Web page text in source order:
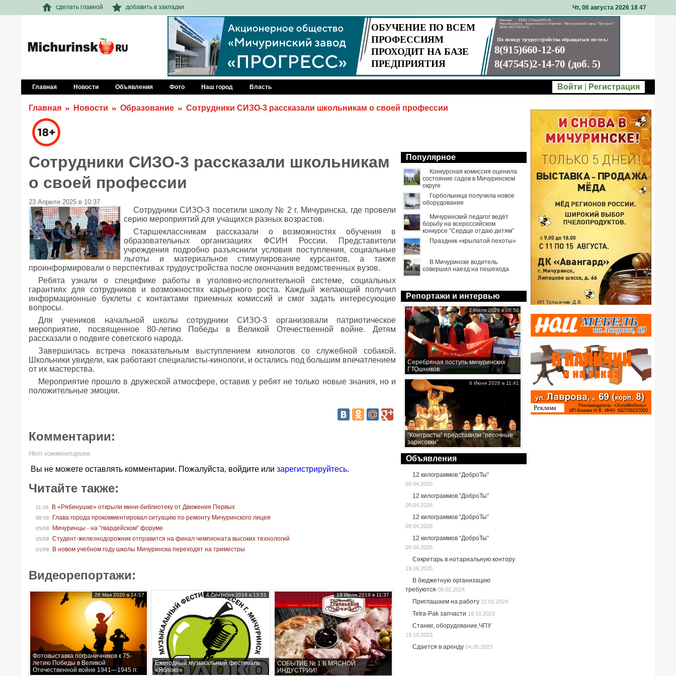
сделать главной добавить в закладки Чт, 06 августа 2026 18 47
Главная Новости Объявления Фото Наш город Власть Войти Регистрация
Главная Новости Образование Сотрудники СИЗО-3 рассказали школьникам о своей профессии
Сотрудники СИЗО-3 рассказали школьникам
о своей профессии
23 Апреля 2025 в 10:37
Сотрудники СИЗО-3 посетили школу № 2 г. Мичуринска, где провели
серию мероприятий для учащихся разных возрастов.
Старшеклассникам рассказали о возможностях обучения в
образовательных организациях ФСИН России. Представители
учреждения подробно разъяснили условия поступления, социальные
льготы и материальное стимулирование курсантов, а также
проинформировали о перспективах трудоустройства после окончания ведомственных вузов.
Ребята узнали о специфике работы в уголовно-исполнительной системе, социальных
гарантиях для сотрудников и возможностях карьерного роста. Каждый желающий получил
информационные буклеты с контактами приемных комиссий и смог задать интересующие
вопросы.
Для учеников начальной школы сотрудники СИЗО-3 организовали патриотическое
мероприятие, посвященное 80-летию Победы в Великой Отечественной войне. Детям
рассказали о подвиге советского народа.
Завершилась встреча показательным выступлением кинологов со служебной собакой.
Школьники увидели, как работают специалисты-кинологи, и остались под большим впечатлением
от их мастерства.
Мероприятие прошло в дружеской атмосфере, оставив у ребят не только новые знания, но и
положительные эмоции.
Комментарии:
Нет комментариев.
Вы не можете оставлять комментарии. Пожалуйста, войдите или зарегистрируйтесь.
Читайте также:
11:26 В «Рябинушке» открыли мини-библиотеку от Движения Первых
08:56 Глава города прокомментировал ситуацию по ремонту Мичуринского лицея
05/08 Мичуринцы - на “гвардейском” форуме
05/08 Студент-железнодорожник отправится на финал чемпионата высоких технологий
01/08 В новом учебном году школы Мичуринска переходят на триместры
Видеорепортажи:
Фотовыставка пограничников к 75-
летию Победы в Великой
Отечественной войне 1941—1945 гг.
26 Мая 2020 в 14:17
Ежегодный музыкальный фестиваль
«Яблоко»
4 Сентября 2019 в 13:51
СОБЫТИЕ № 1 В МЯСНОЙ
ИНДУСТРИИ!
19 Июля 2019 в 11:37
Популярное
Конкурсная комиссия оценила
состояние садов в Мичуринском
округе
Горбольница получила новое
оборудование
Мичуринский педагог ведёт
борьбу на всероссийском
конкурсе “Сердце отдаю детям”
Праздник «крылатой пехоты»
В Мичуринске водитель
совершил наезд на пешехода
Репортажи и интервью
Серебряная поступь мичуринских
ГТОшников
2 Июля 2026 в 08:50
“Контрасты” представили “песочные
зарисовки”
6 Июня 2026 в 11:41
Объявления
12 килограммов “ДоброТы”
09.04.2026
12 килограммов “ДоброТы”
09.04.2026
12 килограммов “ДоброТы”
09.04.2026
12 килограммов “ДоброТы”
09.04.2026
Секретарь в нотариальную контору
19.06.2025
В бюджетную организацию
требуются 08.02.2024
Приглашаем на работу 31.01.2024
Tetra-Pak запчасти 19.10.2023
Станки, оборудование,ЧПУ
19.10.2023
Сдается в аренду 04.05.2023